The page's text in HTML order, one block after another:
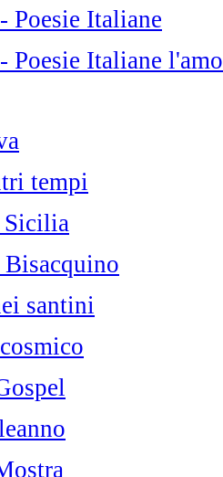
Poesie Italiane
Poesie Italiane
tempi
Sicilia
Bisacquino
santini